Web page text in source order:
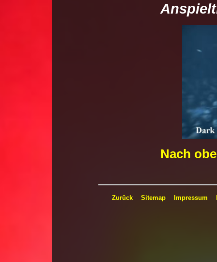
Nach
Zurück Sitemap Impressum